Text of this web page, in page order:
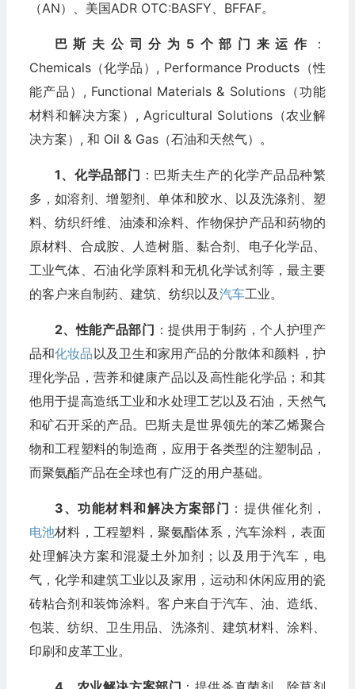
（AN）、美国ADR OTC:BASFY、BFFAF。
巴斯夫公司分为5个部门来运作
：
Chemicals（化学品）, Performance Products（性
能产品）, Functional Materials & Solutions（功能
材料和解决方案）, Agricultural Solutions（农业解
决方案）, 和 Oil & Gas（石油和天然气）。
1、化学品部门 ：巴斯夫生产的化学产品品种繁
多，如溶剂、增塑剂、单体和胶水、以及洗涤剂、塑
料、纺织纤维、油漆和涂料、作物保护产品和药物的
原材料、合成胺、人造树脂、黏合剂、电子化学品、
工业气体、石油化学原料和无机化学试剂等，最主要
的客户来自制药、建筑、纺织以及汽车工业。
2、性能产品部门 ：提供用于制药，个人护理产
品和化妆品以及卫生和家用产品的分散体和颜料，护
理化学品，营养和健康产品以及高性能化学品；和其
他用于提高造纸工业和水处理工艺以及石油，天然气
和矿石开采的产品。巴斯夫是世界领先的苯乙烯聚合
物和工程塑料的制造商，应用于各类型的注塑制品，
而聚氨酯产品在全球也有广泛的用户基础。
3、功能材料和解决方案部门 ：提供催化剂，
电池材料，工程塑料，聚氨酯体系，汽车涂料，表面
处理解决方案和混凝土外加剂；以及用于汽车，电
气，化学和建筑工业以及家用，运动和休闲应用的瓷
砖粘合剂和装饰涂料。客户来自于汽车、油、造纸、
包装、纺织、卫生用品、洗涤剂、建筑材料、涂料、
印刷和皮革工业。